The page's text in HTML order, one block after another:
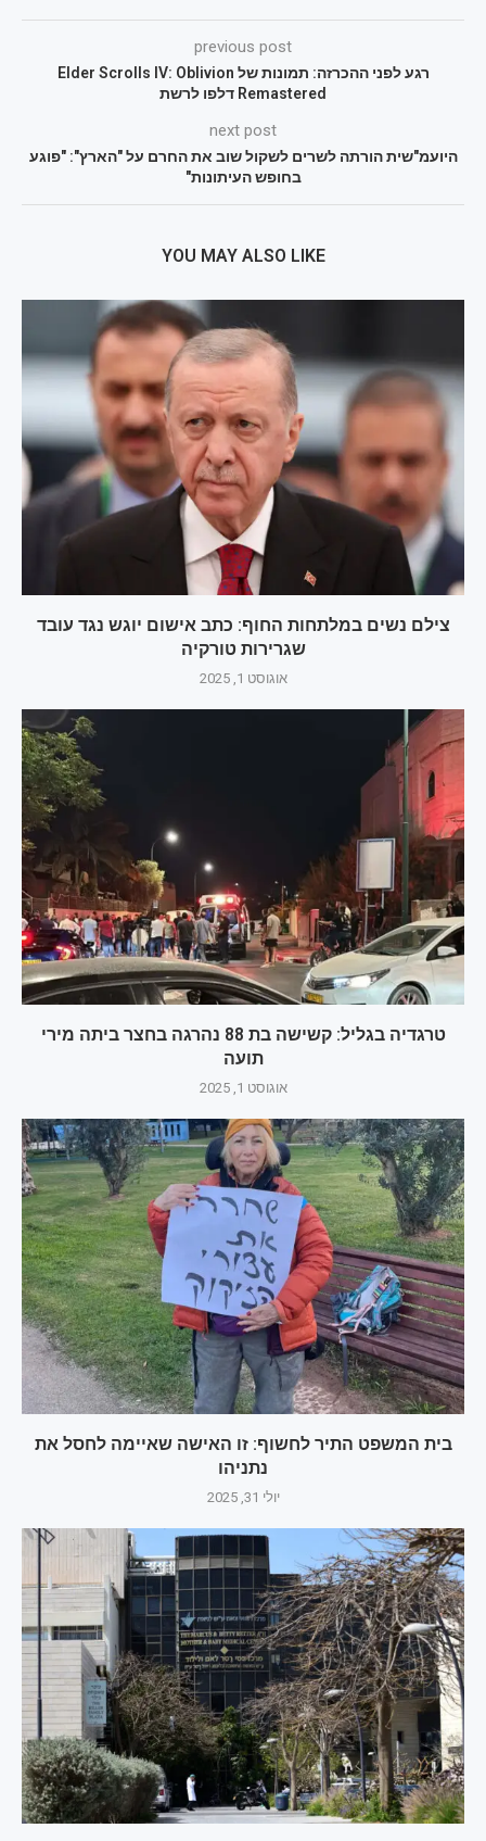
previous post
רגע לפני ההכרזה: תמונות של Elder Scrolls IV: Oblivion
Remastered דלפו לרשת
next post
היועמ"שית הורתה לשרים לשקול שוב את החרם על "הארץ": "פוגע
בחופש העיתונות"
YOU MAY ALSO LIKE
צילם נשים במלתחות החוף: כתב אישום יוגש נגד עובד
שגרירות טורקיה
אוגוסט 1, 2025
טרגדיה בגליל: קשישה בת 88 נהרגה בחצר ביתה מירי
תועה
אוגוסט 1, 2025
בית המשפט התיר לחשוף: זו האישה שאיימה לחסל את
נתניהו
יולי 31, 2025